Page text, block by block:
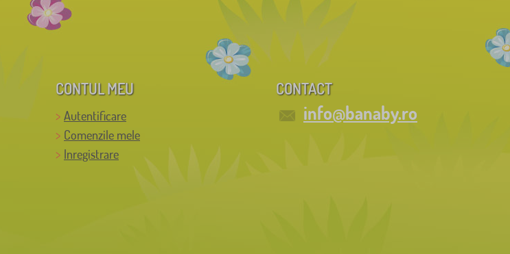
CONTUL MEU
Autentificare
Comenzile mele
Inregistrare
CONTACT
info@banaby.ro